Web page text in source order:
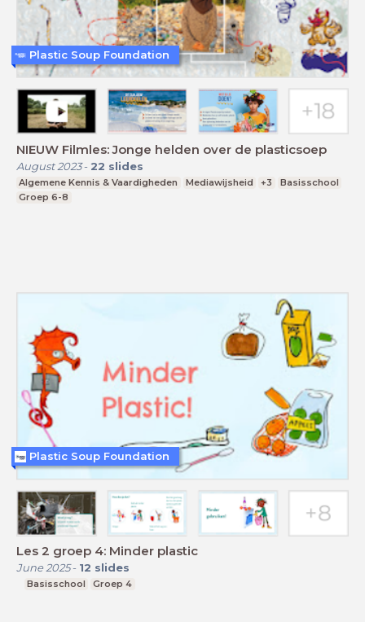
NIEUW Filmles: Jonge helden over de plasticsoep
August 2023- 22 slides
Algemene Kennis & Vaardigheden Mediawijsheid +3
Basisschool
Groep 6-8
Plastic Soup Foundation
Les 2 groep 4: Minder plastic
June 2025- 12 slides
Basisschool Groep 4
Plastic Soup Foundation